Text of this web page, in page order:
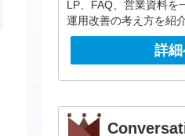
LP、FAQ、営業資料を
運用改善の考え方を紹
詳